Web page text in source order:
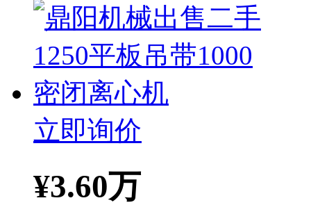
立即询价
¥3.60万